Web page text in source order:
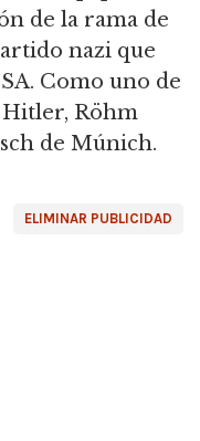
de la rama de
nazi que
Como uno de
Hitler, Röhm
de Múnich.
ELIMINAR PUBLICIDAD